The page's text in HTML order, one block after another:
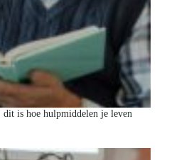
is hoe hulpmiddelen je leven